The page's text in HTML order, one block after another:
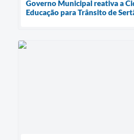
Governo Municipal reativa a
Educação para Trânsito de